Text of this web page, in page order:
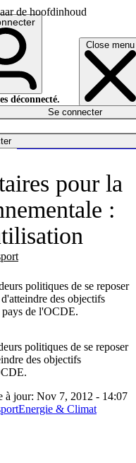
de hoofdinhoud
Close menu
déconnecté.
Se connecter
pour la
:
politiques de se reposer
des objectifs
pays de l'OCDE.
politiques de se reposer
des objectifs
à jour: Nov 7, 2012 - 14:07
Energie & Climat